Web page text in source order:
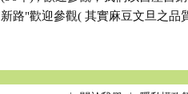
新路"歡迎參觀( 其實麻豆文旦之品